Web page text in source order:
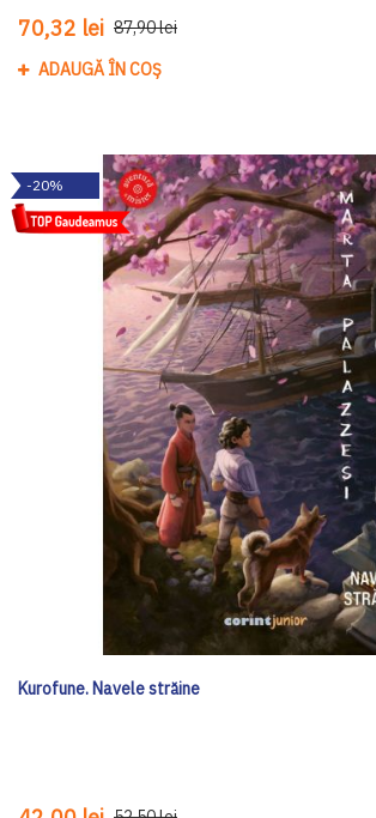
70,32 lei 87,90 lei
ADAUGĂ ÎN COȘ
-20%
Kurofune. Navele străine